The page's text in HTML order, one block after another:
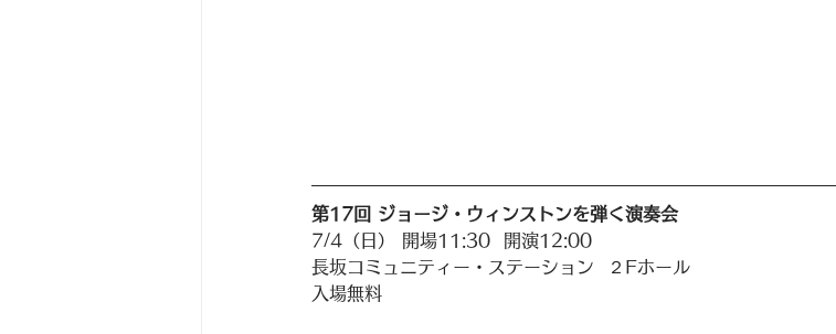
第17回 ジョージ・ウィンストンを弾く演奏会
7/4（日） 開場11:30  開演12:00
長坂コミュニティー・ステーション  ２Fホール
入場無料